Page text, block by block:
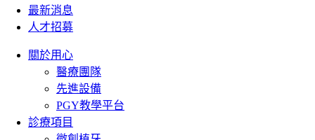
最新消息
人才招募
關於用心
醫療團隊
先進設備
PGY教學平台
診療項目